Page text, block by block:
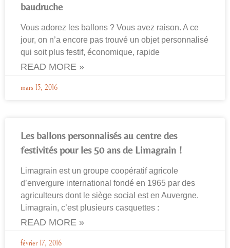
baudruche
Vous adorez les ballons ? Vous avez raison. A ce
jour, on n’a encore pas trouvé un objet personnalisé
qui soit plus festif, économique, rapide
READ MORE »
mars 15, 2016
Les ballons personnalisés au centre des
festivités pour les 50 ans de Limagrain !
Limagrain est un groupe coopératif agricole
d’envergure international fondé en 1965 par des
agriculteurs dont le siège social est en Auvergne.
Limagrain, c’est plusieurs casquettes :
READ MORE »
février 17, 2016